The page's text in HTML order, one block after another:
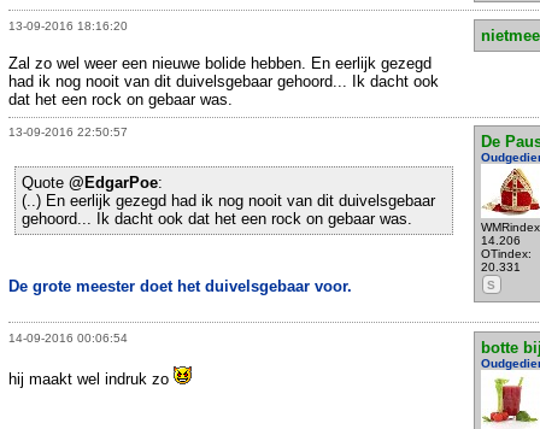
13-09-2016 18:16:20
Zal zo wel weer een nieuwe bolide hebben. En eerlijk gezegd
had ik nog nooit van dit duivelsgebaar gehoord... Ik dacht ook
dat het een rock on gebaar was.
13-09-2016 22:50:57
De
14.206
OTindex:
20.331
S
Quote @EdgarPoe:
(..) En eerlijk gezegd had ik nog nooit van dit duivelsgebaar
gehoord... Ik dacht ook dat het een rock on gebaar was.
De grote meester doet het duivelsgebaar voor.
14-09-2016 00:06:54
botte
hij maakt wel indruk zo